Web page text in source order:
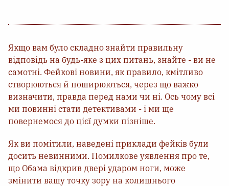
Якщо вам було складно знайти правильну
відповідь на будь-яке з цих питань, знайте - ви не
самотні. Фейкові новини, як правило, кмітливо
створюються й поширюються, через що важко
визначити, правда перед нами чи ні. Ось чому всі
ми повинні стати детективами - і ми ще
повернемося до цієї думки пізніше.
Як ви помітили, наведені приклади фейків були
досить невинними. Помилкове уявлення про те,
що Обама відкрив двері ударом ноги, може
змінити вашу точку зору на колишнього